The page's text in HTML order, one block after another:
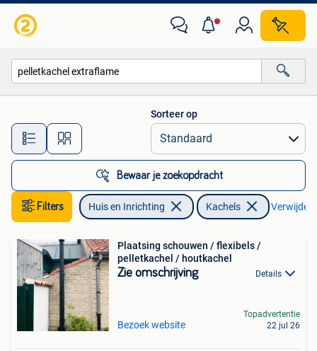
Alle afstanden…
Sorteer op
Bewaar je zoekopdracht
Filters Huis en Inrichting Kachels Verwijder
Plaatsing schouwen / flexibels /
pelletkachel / houtkachel
Zie omschrijving Details
Bezoek website
Topadvertentie
22 jul 26